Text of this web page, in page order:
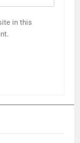
in this